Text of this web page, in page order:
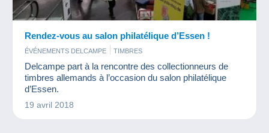
Rendez-vous au salon philatélique d’Essen !
ÉVÉNEMENTS DELCAMPE TIMBRES
Delcampe part à la rencontre des collectionneurs de
timbres allemands à l’occasion du salon philatélique
d’Essen.
19 avril 2018